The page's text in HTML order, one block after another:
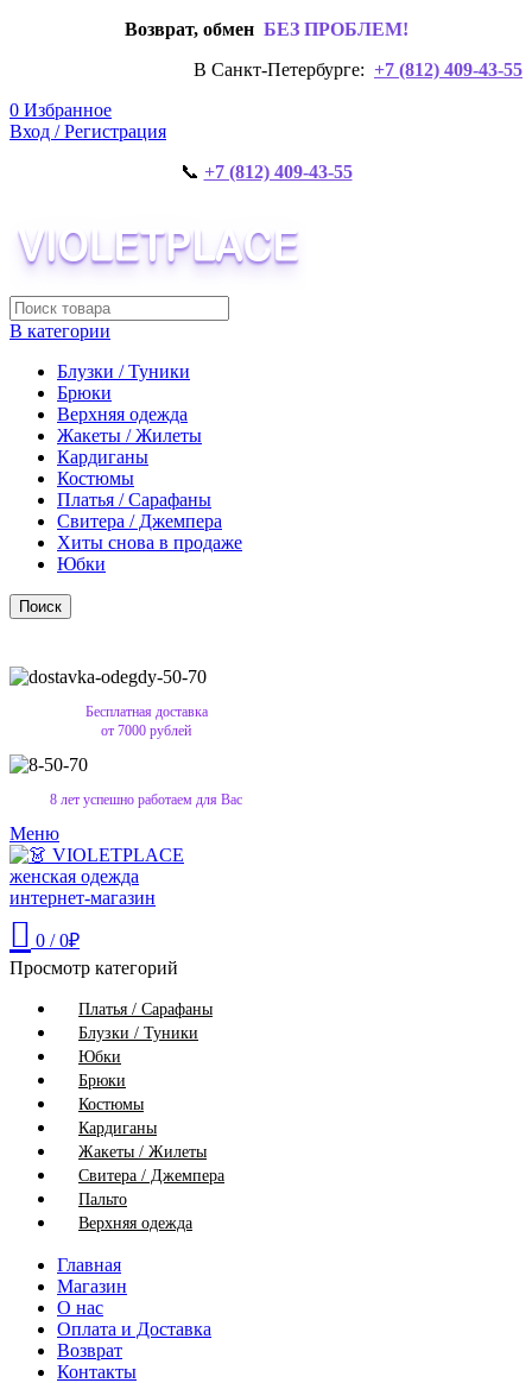
Возврат, обмен БЕЗ ПРОБЛЕМ!
В Санкт-Петербурге: +7 (812) 409-43-55
0 Избранное
Вход / Регистрация
📞 +7 (812) 409-43-55
В категории
Блузки / Туники
Брюки
Верхняя одежда
Жакеты / Жилеты
Кардиганы
Костюмы
Платья / Сарафаны
Свитера / Джемпера
Хиты снова в продаже
Юбки
Поиск
Бесплатная доставка
от 7000 рублей
8 лет успешно работаем для Вас
Меню
0 / 0₽
Просмотр категорий
Платья / Сарафаны
Блузки / Туники
Юбки
Брюки
Костюмы
Кардиганы
Жакеты / Жилеты
Свитера / Джемпера
Пальто
Верхняя одежда
Главная
Магазин
О нас
Оплата и Доставка
Возврат
Контакты